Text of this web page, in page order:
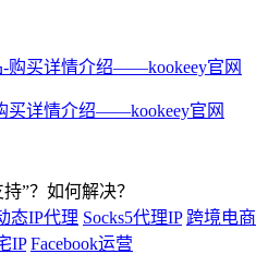
买详情介绍——kookeey官网
态IP代理 Socks5代理IP 跨境电商
IP Facebook运营